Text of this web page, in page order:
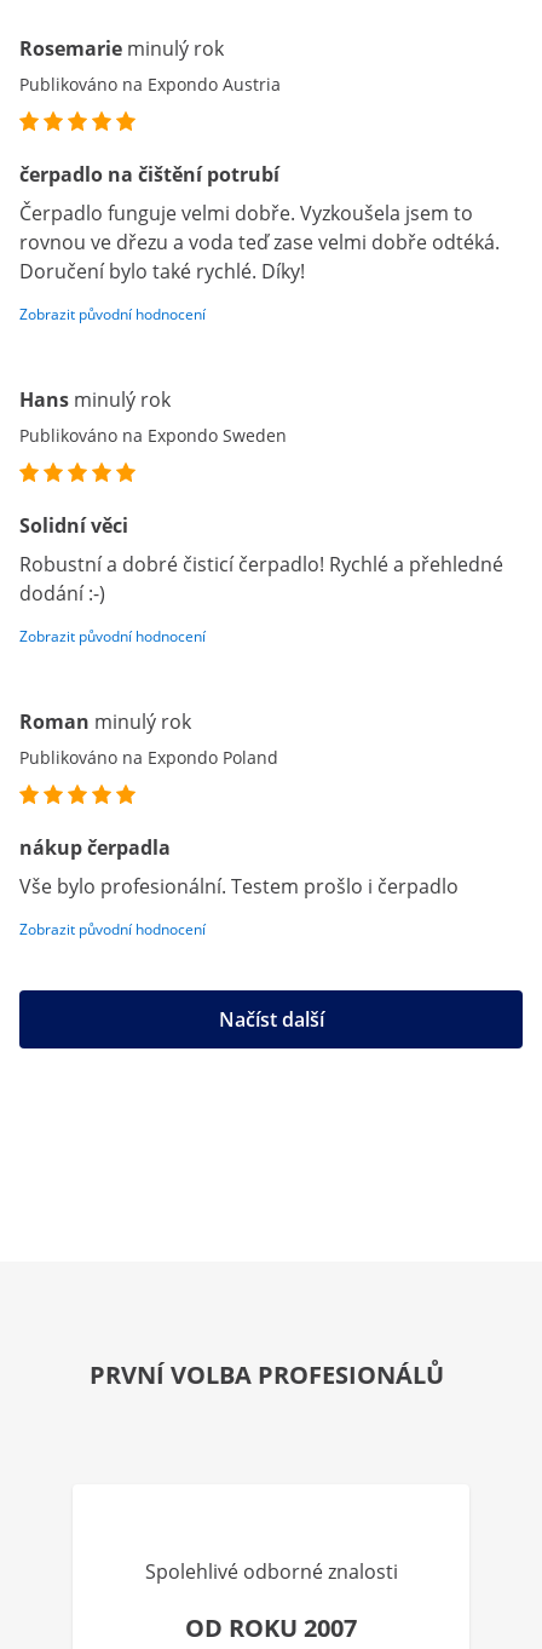
Rosemarie minulý rok
Publikováno na Expondo Austria
čerpadlo na čištění potrubí
Čerpadlo funguje velmi dobře. Vyzkoušela jsem to
rovnou ve dřezu a voda teď zase velmi dobře odtéká.
Doručení bylo také rychlé. Díky!
Zobrazit původní hodnocení
Hans minulý rok
Publikováno na Expondo Sweden
Solidní věci
Robustní a dobré čisticí čerpadlo! Rychlé a přehledné
dodání :-)
Zobrazit původní hodnocení
Roman minulý rok
Publikováno na Expondo Poland
nákup čerpadla
Vše bylo profesionální. Testem prošlo i čerpadlo
Zobrazit původní hodnocení
Načíst další
PRVNÍ VOLBA PROFESIONÁLŮ
Spolehlivé odborné znalosti
OD ROKU 2007